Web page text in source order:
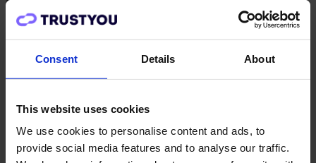
Consent Details About
This website uses cookies
We use cookies to personalise content and ads, to
provide social media features and to analyse our traffic.
第三者の予約プラットフォームへの依存
EMEA地域のホテルが直面する継続的な課題の一つは、第三
されたように、ホットレックホテル流通調査2024
はOTAの影響力が増していることを示しており、特に過去
10年間で平均10%の市場シェア拡大が顕著だ。直接予約は減
少傾向にあり、特に中小ホテルでは販売と予約において